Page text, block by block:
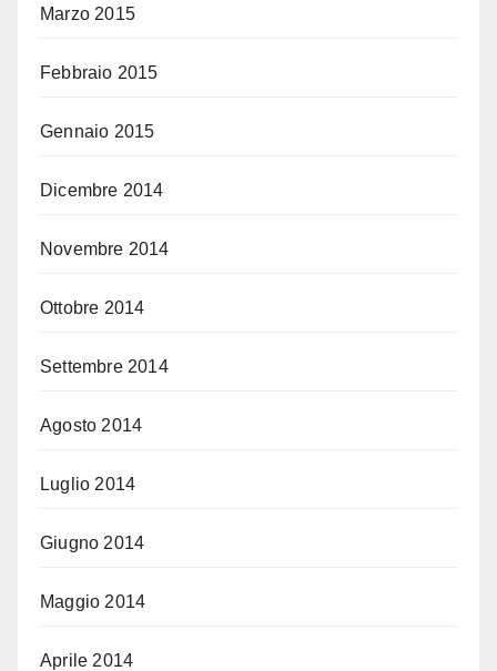
Marzo 2015
Febbraio 2015
Gennaio 2015
Dicembre 2014
Novembre 2014
Ottobre 2014
Settembre 2014
Agosto 2014
Luglio 2014
Giugno 2014
Maggio 2014
Aprile 2014